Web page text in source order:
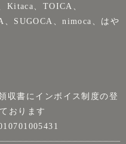
Kitaca、TOICA、
、SUGOCA、nimoca、はや
収書にインボイス制度の登
おります